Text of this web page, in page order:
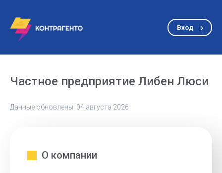
Вход
Частное предприятие Либен Люси
Данные обновлены: 04 августа 2026
О компании